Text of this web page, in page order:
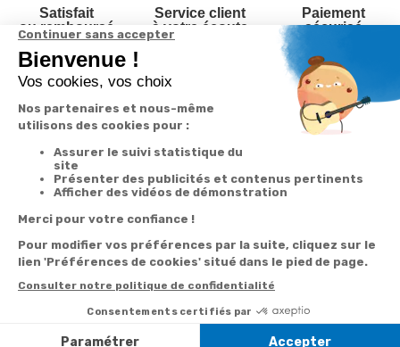
Satisfait
ou remboursé
Service client
à votre écoute
Paiement
sécurisé
2 ans
à la carte
Suivi de
commande
Suivi de
Livraison
Paiement facilité
Satisfait ou
Abonnement à la
Désabonnement à
la newsletter
Messenger
samedi de 8h à